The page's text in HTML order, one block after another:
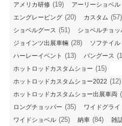
アメリカ研修 (19) アーリーショベル
エングレービング (20) カスタム (57)
ショベルグース (51) ショベルチョッ
ジョインツ出展車輛 (28) ソフテイル
ハーレーイベント (13) パングース
ホットロッドカスタムショー (15)
ホットロッドカスタムショー2022 (12)
ホットロッドカスタムショー出展車両
ロングチョッパー (35) ワイドグライ
ワイドショベル (25) 納車 (84) 雑